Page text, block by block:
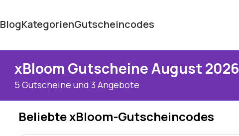
BlogKategorienGutscheincodes
xBloom Gutscheine August 2026
5 Gutscheine und 3 Angebote
Beliebte xBloom-Gutscheincodes